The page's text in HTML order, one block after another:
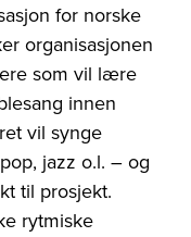
for norske
organisasjonen
som vil lære
innen
vil synge
jazz o.l. – og
til prosjekt.
rytmiske